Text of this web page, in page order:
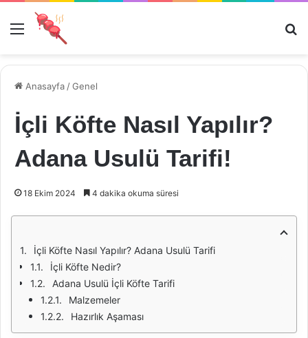
Menü
Anasayfa /Genel
İçli Köfte Nasıl Yapılır?
Adana Usulü Tarifi!
18 Ekim 2024 4 dakika okuma süresi
İçli Köfte Nasıl Yapılır? Adana Usulü Tarifi
İçli Köfte Nedir?
Adana Usulü İçli Köfte Tarifi
Malzemeler
Hazırlık Aşaması